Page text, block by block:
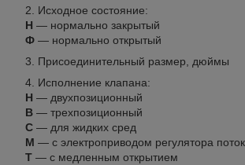
Исходное состояние:
Н — нормально закрытый
Ф — нормально открытый
Присоединительный размер, дюймы
Исполнение клапана:
Н — двухпозиционный
В — трехпозиционный
С — для жидких сред
М — с электроприводом регулятора
Т — с медленным открытием